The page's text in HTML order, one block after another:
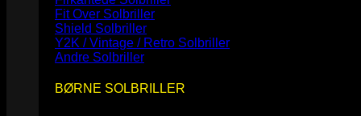
Fit Over Solbriller
Shield Solbriller
Y2K / Vintage / Retro Solbriller
Andre Solbriller
BØRNE SOLBRILLER